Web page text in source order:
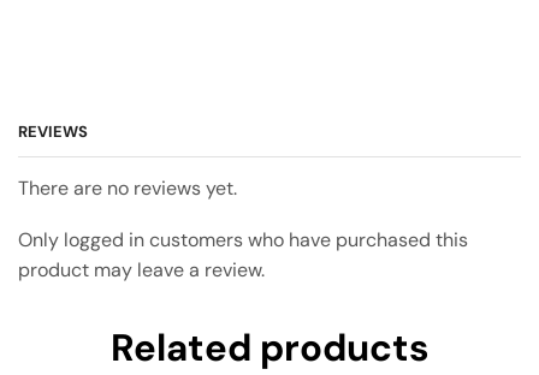
REVIEWS
There are no reviews yet.
Only logged in customers who have purchased this
product may leave a review.
Related products